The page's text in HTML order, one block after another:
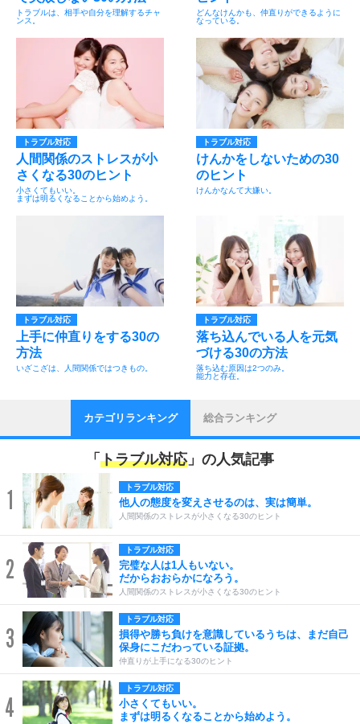
トラブルは、相手や自分を理解するチャ
ンス。
どんなけんかも、仲直りができるように
なっている。
トラブル対応
人間関係のストレスが小
さくなる30のヒント
小さくてもいい。
まずは明るくなることから始めよう。
トラブル対応
けんかをしないための30
のヒント
けんかなんて大嫌い。
トラブル対応
上手に仲直りをする30の
方法
いざこざは、人間関係ではつきもの。
トラブル対応
落ち込んでいる人を元気
づける30の方法
落ち込む原因は2つのみ。
能力と存在。
カテゴリランキング 総合ランキング
「 トラブル対応」の人気記事
1 トラブル対応
他人の態度を変えさせるのは、実は簡単。
人間関係のストレスが小さくなる30のヒント
2
トラブル対応
完璧な人は1人もいない。
だからおおらかになろう。
人間関係のストレスが小さくなる30のヒント
3
トラブル対応
損得や勝ち負けを意識しているうちは、まだ自己
保身にこだわっている証拠。
仲直りが上手になる30のヒント
4
トラブル対応
小さくてもいい。
まずは明るくなることから始めよう。